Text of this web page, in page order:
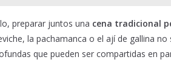
preparar juntos una cena tradicional
la pachamanca o el ají de gallina
que pueden ser compartidas en